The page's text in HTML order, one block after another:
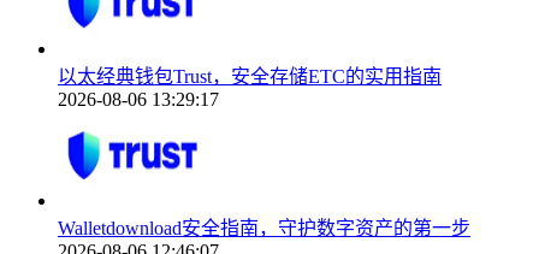
以太经典钱包Trust，安全存储ETC的实用指南
2026-08-06 13:29:17
Walletdownload安全指南，守护数字资产的第一步